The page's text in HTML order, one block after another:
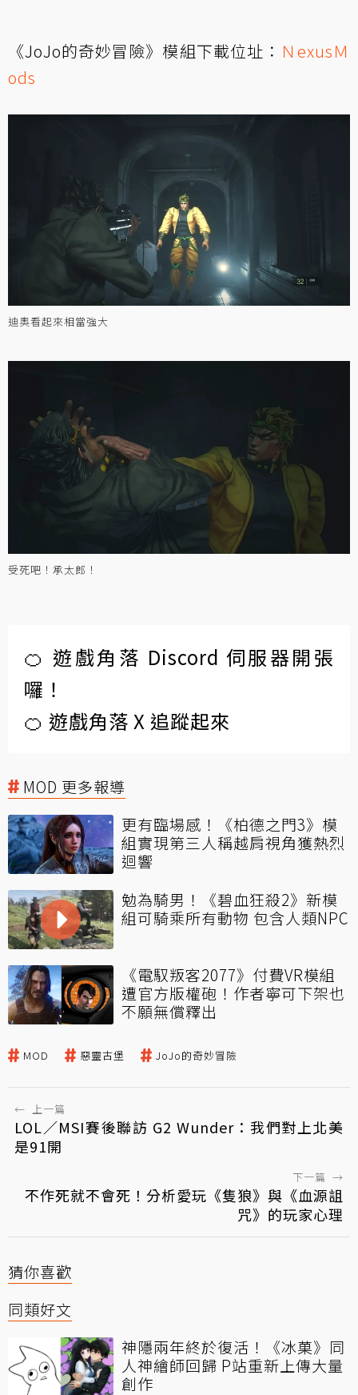
《JoJo的奇妙冒險》模組下載位址： ＮexusＭ
ods
迪奧看起來相當強大
受死吧！承太郎！
🍊 遊戲角落 Discord 伺服器開張
囉！
🍊 遊戲角落 X 追蹤起來
MOD 更多報導
更有臨場感！《柏德之門3》模
組實現第三人稱越肩視角獲熱烈
迴響
勉為騎男！《碧血狂殺2》新模
組可騎乘所有動物 包含人類NPC
《電馭叛客2077》付費VR模組
遭官方版權砲！作者寧可下架也
不願無償釋出
MOD 惡靈古堡 JoJo的奇妙冒險
← 上一篇
LOL／MSI賽後聯訪 G2 Wunder：我們對上北美
是91開
下一篇 →
不作死就不會死！分析愛玩《隻狼》與《血源詛
咒》的玩家心理
猜你喜歡
同類好文
神隱兩年終於復活！《冰菓》同
人神繪師回歸 P站重新上傳大量
創作